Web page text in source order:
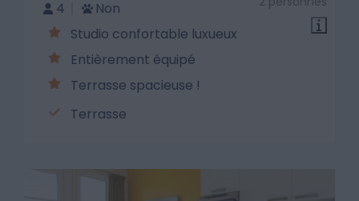
4
Non
Studio confortable luxueux
Entièrement équipé
Terrasse spacieuse !
Terrasse